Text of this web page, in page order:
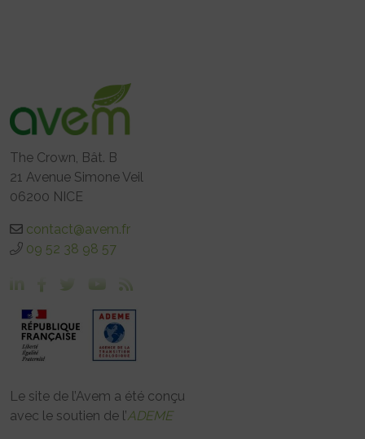
The Crown, Bât. B
21 Avenue Simone Veil
06200 NICE
contact@avem.fr
09 52 38 98 57
Le site de l’Avem a été conçu
avec le soutien de l’ADEME